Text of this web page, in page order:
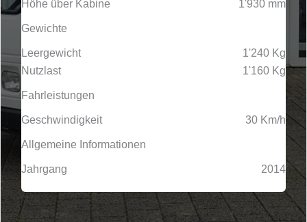
Höhe über Kabine
1'930 mm
Gewichte
Leergewicht
1'240 Kg
Nutzlast
1'160 Kg
Fahrleistungen
Geschwindigkeit 30 Km/h
Allgemeine Informationen
Jahrgang 2014